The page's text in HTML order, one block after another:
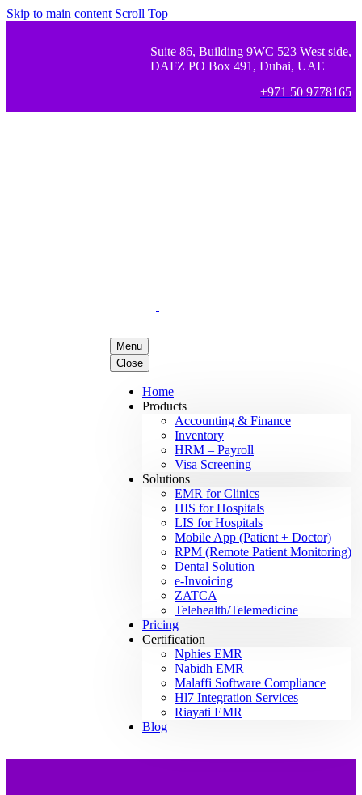
Skip to main content Scroll Top
Suite 86, Building 9WC 523 West side,
DAFZ PO Box 491, Dubai, UAE
+971 50 9778165
Menu
Close
Home
Products
Accounting & Finance
Inventory
HRM – Payroll
Visa Screening
Solutions
EMR for Clinics
HIS for Hospitals
LIS for Hospitals
Mobile App (Patient + Doctor)
RPM (Remote Patient Monitoring)
Dental Solution
e-Invoicing
ZATCA
Telehealth/Telemedicine
Pricing
Certification
Nphies EMR
Nabidh EMR
Malaffi Software Compliance
Hl7 Integration Services
Riayati EMR
Blog